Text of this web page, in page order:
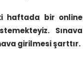
haftada bir online
Sınava
girilmesi şarttır.